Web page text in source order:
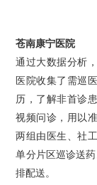
苍南康宁医院
通过大数据分析
医院收集了需巡
历，了解非首诊
视频问诊，用以
两组由医生、社
单分片区巡诊送
排配送。